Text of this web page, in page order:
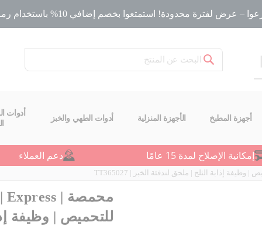
– عرض لفترة محدودة! استمتعوا بخصم إضافي 10% باستخدام رمز الخصم
بحث
أجهزة المطبخ الأجهزة المنزلية أدوات الطهي والخبز
أدوات
إمكانية الإصلاح لمدة 15 عامًا دعم العملاء
للتحميص | وظيفة